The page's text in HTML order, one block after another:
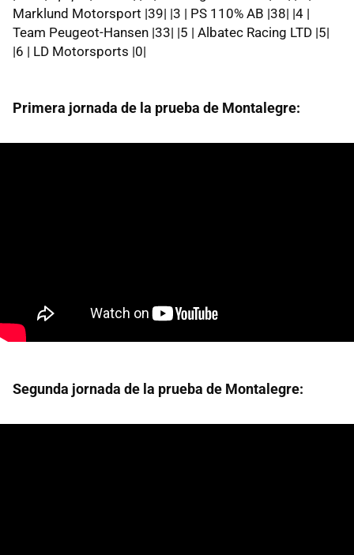
Marklund Motorsport |39| |3 | PS 110% AB |38| |4 |
Team Peugeot-Hansen |33| |5 | Albatec Racing LTD |5|
|6 | LD Motorsports |0|
Primera jornada de la prueba de Montalegre:
Segunda jornada de la prueba de Montalegre: